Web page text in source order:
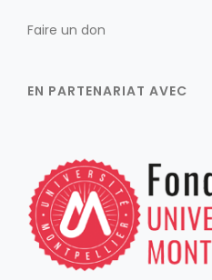
Faire un don
EN PARTENARIAT AVEC